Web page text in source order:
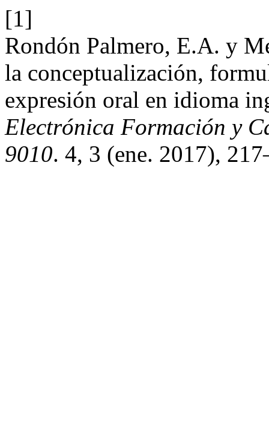
[1]
Rondón Palmero, E.A. y
la conceptualización,
expresión oral en idioma
Electrónica Formación y
9010. 4, 3 (ene. 2017),